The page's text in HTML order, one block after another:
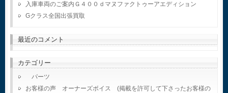
入庫車両のご案内Ｇ４００ｄマヌファクトゥーアエディション
Gクラス全国出張買取
最近のコメント
カテゴリー
パーツ
お客様の声 オーナーズボイス (掲載を許可して下さったお客様の